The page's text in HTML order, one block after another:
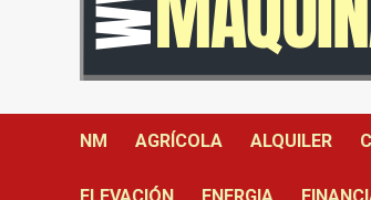
NM AGRÍCOLA ALQUILER